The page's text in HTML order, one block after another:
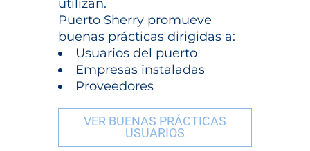
utilizan.
Puerto Sherry promueve
buenas prácticas dirigidas a:
Usuarios del puerto
Empresas instaladas
Proveedores
VER BUENAS PRÁCTICAS
USUARIOS